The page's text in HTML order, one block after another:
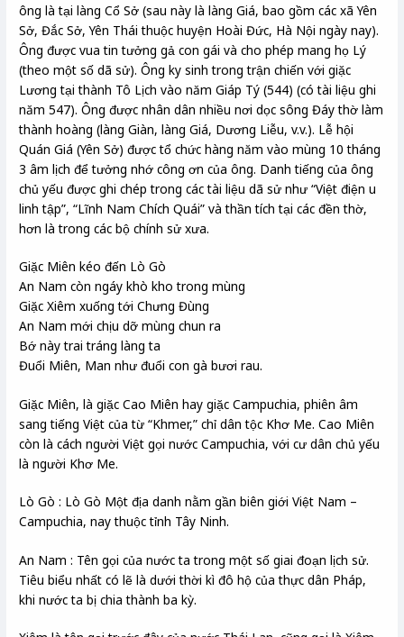
ông là tại làng Cổ Sở (sau này là làng Giá, bao gồm các xã Yên
Sở, Đắc Sở, Yên Thái thuộc huyện Hoài Đức, Hà Nội ngày nay).
Ông được vua tin tưởng gả con gái và cho phép mang họ Lý
(theo một số dã sử). Ông ky sinh trong trận chiến với giặc
Lương tại thành Tô Lịch vào năm Giáp Tý (544) (có tài liệu ghi
năm 547). Ông được nhân dân nhiều nơi dọc sông Đáy thờ làm
thành hoàng (làng Giàn, làng Giá, Dương Liễu, v.v.). Lễ hội
Quán Giá (Yên Sở) được tổ chức hàng năm vào mùng 10 tháng
3 âm lịch để tưởng nhớ công ơn của ông. Danh tiếng của ông
chủ yếu được ghi chép trong các tài liệu dã sử như “Việt điện u
linh tập”, “Lĩnh Nam Chích Quái” và thần tích tại các đền thờ,
hơn là trong các bộ chính sử xưa.
Giặc Miên kéo đến Lò Gò
An Nam còn ngáy khò kho trong mùng
Giặc Xiêm xuống tới Chưng Đùng
An Nam mới chịu dỡ mùng chun ra
Bớ này trai tráng làng ta
Đuổi Miên, Man như đuổi con gà bươi rau.
Giặc Miên, là giặc Cao Miên hay giặc Campuchia, phiên âm
sang tiếng Việt của từ “Khmer,” chỉ dân tộc Khơ Me. Cao Miên
còn là cách người Việt gọi nước Campuchia, với cư dân chủ yếu
là người Khơ Me.
Lò Gò : Lò Gò Một địa danh nằm gần biên giới Việt Nam –
Campuchia, nay thuộc tỉnh Tây Ninh.
An Nam : Tên gọi của nước ta trong một số giai đoạn lịch sử.
Tiêu biểu nhất có lẽ là dưới thời kì đô hộ của thực dân Pháp,
khi nước ta bị chia thành ba kỳ.